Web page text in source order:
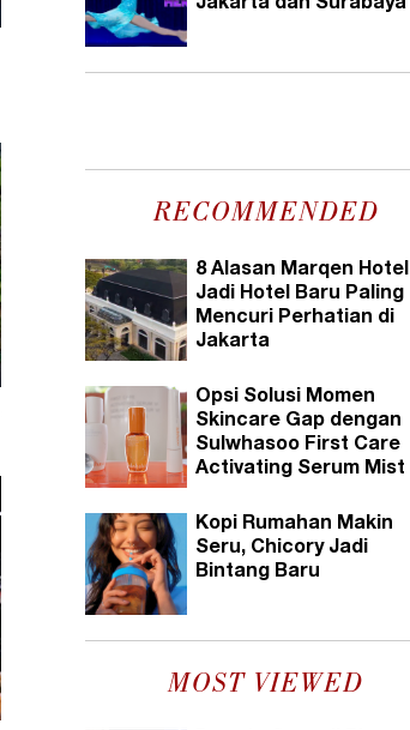
Jakarta dan Surabaya
RECOMMENDED
8 Alasan Marqen Hotel
Jadi Hotel Baru Paling
Mencuri Perhatian di
Jakarta
Opsi Solusi Momen
Skincare Gap dengan
Sulwhasoo First Care
Activating Serum Mist
Kopi Rumahan Makin
Seru, Chicory Jadi
Bintang Baru
MOST VIEWED